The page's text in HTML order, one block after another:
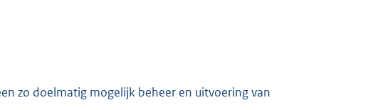
zo doelmatig mogelijk beheer en uitvoering van